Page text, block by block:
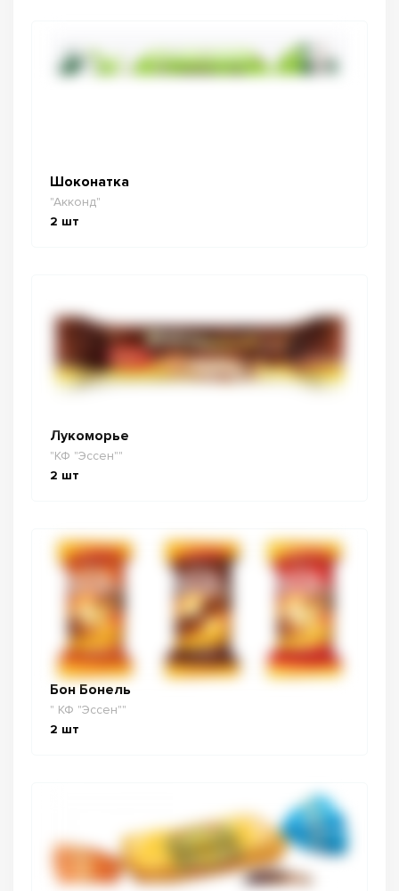
Шоконатка
"Акконд"
2 шт
Лукоморье
"КФ "Эссен""
2 шт
Бон Бонель
" КФ "Эссен""
2 шт